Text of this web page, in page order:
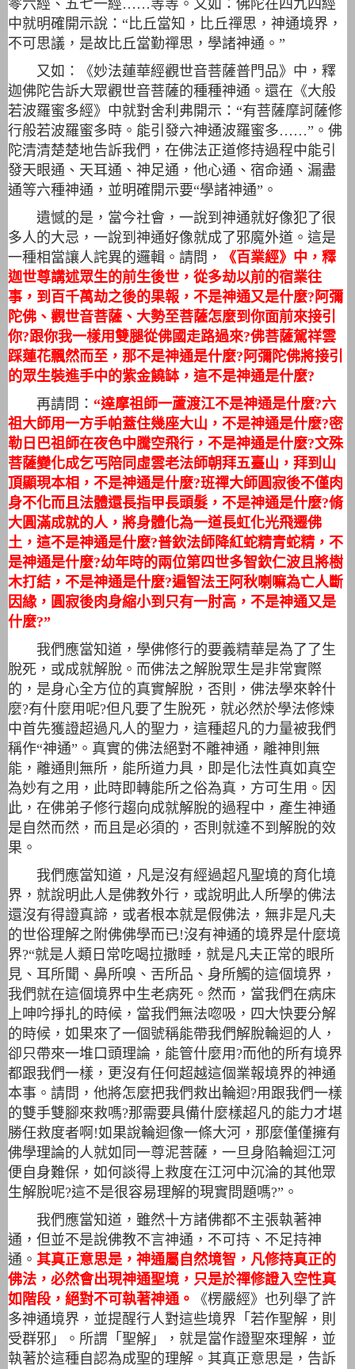
零六經、五七一經……等等。又如：佛陀在四九四經
中就明確開示說：“比丘當知，比丘禪思，神通境界，
不可思議，是故比丘當勤禪思，學諸神通。”
又如：《妙法蓮華經觀世音菩薩普門品》中，釋
迦佛陀告訴大眾觀世音菩薩的種種神通。還在《大般
若波羅蜜多經》中就對舍利弗開示：“有菩薩摩訶薩修
行般若波羅蜜多時。能引發六神通波羅蜜多……”。佛
陀清清楚楚地告訴我們，在佛法正道修持過程中能引
發天眼通、天耳通、神足通，他心通、宿命通、漏盡
通等六種神通，並明確開示要“學諸神通”。
遺憾的是，當今社會，一說到神通就好像犯了很
多人的大忌，一說到神通好像就成了邪魔外道。這是
一種相當讓人詫異的邏輯。請問，
《百業經》中，釋
迦世尊講述眾生的前生後世，從多劫以前的宿業往
事，到百千萬劫之後的果報，不是神通又是什麼?阿彌
陀佛、觀世音菩薩、大勢至菩薩怎麼到你面前來接引
你?跟你我一樣用雙腿從佛國走路過來?佛菩薩駕祥雲
踩蓮花飄然而至，那不是神通是什麼?阿彌陀佛將接引
的眾生裝進手中的紫金饒缽，這不是神通是什麼?
再請問： “達摩祖師一蘆渡江不是神通是什麼?六
祖大師用一方手帕蓋住幾座大山，不是神通是什麼?密
勒日巴祖師在夜色中騰空飛行，不是神通是什麼?文殊
菩薩變化成乞丐陪同虛雲老法師朝拜五臺山，拜到山
頂顯現本相，不是神通是什麼?班禪大師圓寂後不僅肉
身不化而且法體還長指甲長頭髮，不是神通是什麼?脩
大圓滿成就的人，將身體化為一道長虹化光飛遷佛
土，這不是神通是什麼?普欽法師降紅蛇精青蛇精，不
是神通是什麼?幼年時的兩位第四世多智欽仁波且將樹
木打結，不是神通是什麼?遍智法王阿秋喇嘛為亡人斷
因緣，圓寂後肉身縮小到只有一肘高，不是神通又是
什麼?”
我們應當知道，學佛修行的要義精華是為了了生
脫死，或成就解脫。而佛法之解脫眾生是非常實際
的，是身心全方位的真實解脫，否則，佛法學來幹什
麼?有什麼用呢?但凡要了生脫死，就必然於學法修煉
中首先獲證超過凡人的聖力，這種超凡的力量被我們
稱作“神通”。真實的佛法絕對不離神通，離神則無
能，離通則無所，能所道力具，即是化法性真如真空
為妙有之用，此時即轉能所之俗為真，方可生用。因
此，在佛弟子修行趨向成就解脫的過程中，產生神通
是自然而然，而且是必須的，否則就達不到解脫的效
果。
我們應當知道，凡是沒有經過超凡聖境的育化境
界，就說明此人是佛教外行，或說明此人所學的佛法
還沒有得證真諦，或者根本就是假佛法，無非是凡夫
的世俗理解之附佛佛學而已!沒有神通的境界是什麼境
界?“就是人類日常吃喝拉撒睡，就是凡夫正常的眼所
見、耳所聞、鼻所嗅、舌所品、身所觸的這個境界，
我們就在這個境界中生老病死。然而，當我們在病床
上呻吟掙扎的時候，當我們無法唿吸，四大快要分解
的時候，如果來了一個號稱能帶我們解脫輪迴的人，
卻只帶來一堆口頭理論，能管什麼用?而他的所有境界
都跟我們一樣，更沒有任何超越這個業報境界的神通
本事。請問，他將怎麼把我們救出輪迴?用跟我們一樣
的雙手雙腳來救嗎?那需要具備什麼樣超凡的能力才堪
勝任救度者啊!如果說輪迴像一條大河，那麼僅僅擁有
佛學理論的人就如同一尊泥菩薩，一旦身陷輪迴江河
便自身難保，如何談得上救度在江河中沉淪的其他眾
生解脫呢?這不是很容易理解的現實問題嗎?”。
我們應當知道，雖然十方諸佛都不主張執著神
通，但並不是說佛教不言神通，不可持、不足持神
通。 其真正意思是，神通屬自然境智，凡修持真正的
佛法，必然會出現神通聖境，只是於禪修證入空性真
如階段，絕對不可執著神通。
《楞嚴經》也列舉了許
多神通境界，並提醒行人對這些境界「若作聖解，則
受群邪」。所謂「聖解」，就是當作證聖來理解，並
執著於這種自認為成聖的理解。其真正意思是，告訴